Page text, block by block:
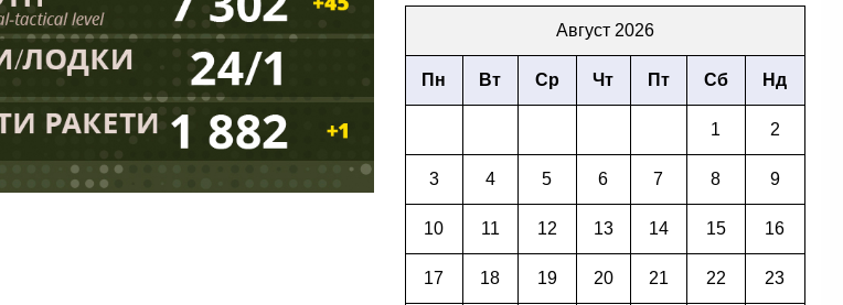
Август 2026
Пн Вт Ср Чт Пт Сб Нд
1 2
3 4 5 6 7 8 9
10 11 12 13 14 15 16
17 18 19 20 21 22 23